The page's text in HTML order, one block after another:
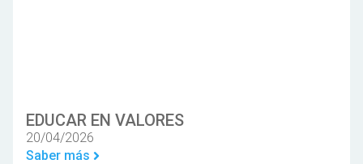
EDUCAR EN VALORES
20/04/2026
Saber más